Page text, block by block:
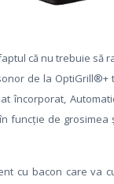
că nu trebuie să
de la
încorporat,
funcție de
cu bacon care va